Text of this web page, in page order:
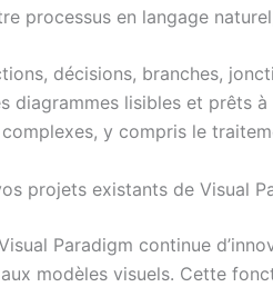
processus en langage
décisions, branches,
diagrammes lisibles et prêts
y compris le
projets existants de Visual
Paradigm continue
modèles visuels. Cette